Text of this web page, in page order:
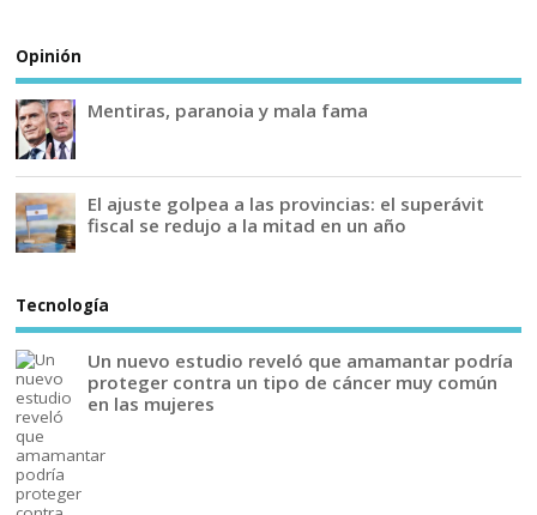
Opinión
Mentiras, paranoia y mala fama
El ajuste golpea a las provincias: el superávit
fiscal se redujo a la mitad en un año
Tecnología
Un nuevo estudio reveló que amamantar podría
proteger contra un tipo de cáncer muy común
en las mujeres